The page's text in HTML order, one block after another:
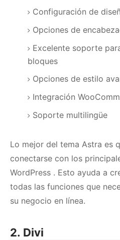
Configuración de
Opciones de
Excelente soporte
bloques
Opciones de estilo
Integración
Soporte multilingüe
Lo mejor del tema Astra es
conectarse con los
WordPress . Esto ayuda a
todas las funciones que
su negocio en línea.
2. Divi